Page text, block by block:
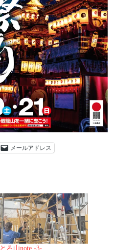
メールアドレス
とろ山note -3-